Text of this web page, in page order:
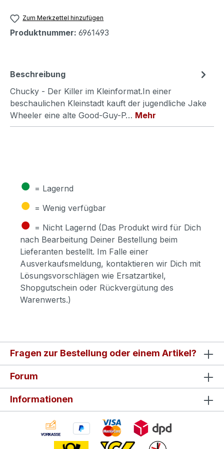
Zum Merkzettel hinzufügen
Produktnummer: 6961493
Beschreibung
Chucky - Der Killer im Kleinformat.In einer
beschaulichen Kleinstadt kauft der jugendliche Jake
Wheeler eine alte Good-Guy-P… Mehr
● = Lagernd
● = Wenig verfügbar
● = Nicht Lagernd (Das Produkt wird für Dich
nach Bearbeitung Deiner Bestellung beim
Lieferanten bestellt. Im Falle einer
Ausverkaufsmeldung, kontaktieren wir Dich mit
Lösungsvorschlägen wie Ersatzartikel,
Shopgutschein oder Rückvergütung des
Warenwerts.)
Fragen zur Bestellung oder einem Artikel?
Forum
Informationen